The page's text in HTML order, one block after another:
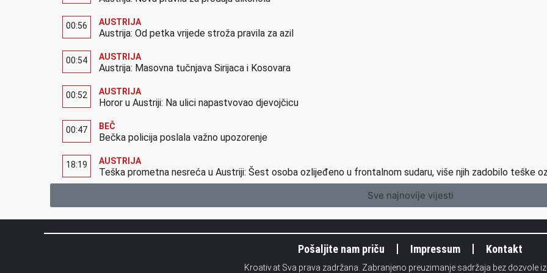
00:56 AUSTRIJA
Austrija: Od petka vrijede stroža pravila za azil
00:54 AUSTRIJA
Austrija: Masovna tučnjava Sirijaca i Kosovara
00:52 AUSTRIJA
Horor u Austriji: Na ulici napastvovao djevojčicu
00:47 BEČ
Bečka policija poslala važno upozorenje
18:19 AUSTRIJA
Teška prometna nesreća u Austriji: Šest osoba ozlijeđeno u frontalnom sudaru, više njih zadobilo teške
Sve najnovije vijesti
Pošaljite nam priču Impressum Kontakt
Kroativ.at Sva prava zadržana. Zabranjeno preuzimanje sadržaja bez dozvole